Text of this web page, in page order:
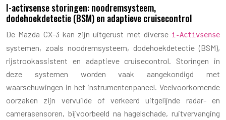
I-activsense storingen: noodremsysteem,
dodehoekdetectie (BSM) en adaptieve cruisecontrol
De Mazda CX-3 kan zijn uitgerust met diverse i-Activsense
systemen, zoals noodremsysteem, dodehoekdetectie (BSM),
rijstrookassistent en adaptieve cruisecontrol. Storingen in
deze systemen worden vaak aangekondigd met
waarschuwingen in het instrumentenpaneel. Veelvoorkomende
oorzaken zijn vervuilde of verkeerd uitgelijnde radar- en
camerasensoren, bijvoorbeeld na hagelschade, ruitvervanging